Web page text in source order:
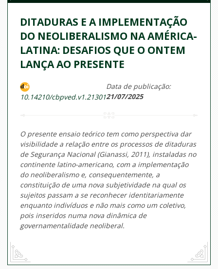
DITADURAS E A IMPLEMENTAÇÃO
DO NEOLIBERALISMO NA AMÉRICA-
LATINA: DESAFIOS QUE O ONTEM
LANÇA AO PRESENTE
10.14210/cbpved.v1.21301
Data de publicação:
21/07/2025
O presente ensaio teórico tem como perspectiva dar
visibilidade a relação entre os processos de ditaduras
de Segurança Nacional (Gianassi, 2011), instaladas no
continente latino-americano, com a implementação
do neoliberalismo e, consequentemente, a
constituição de uma nova subjetividade na qual os
sujeitos passam a se reconhecer identitariamente
enquanto indivíduos e não mais como um coletivo,
pois inseridos numa nova dinâmica de
governamentalidade neoliberal.